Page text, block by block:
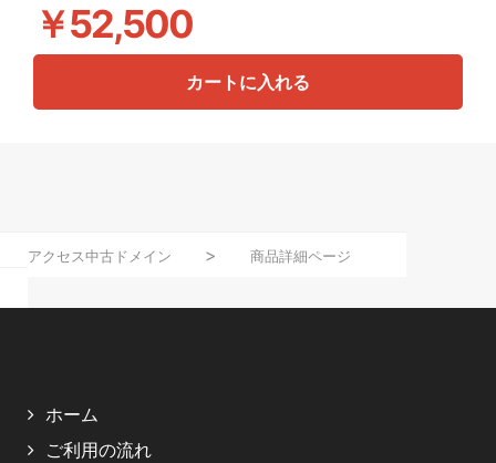
￥52,500
カートに入れる
アクセス中古ドメイン 商品詳細ページ
ホーム
ご利用の流れ